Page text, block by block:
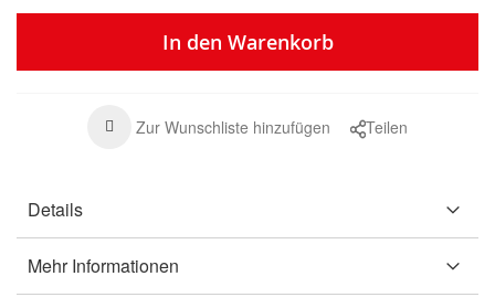
In den Warenkorb
Zur Wunschliste hinzufügen Teilen
Details
Mehr Informationen